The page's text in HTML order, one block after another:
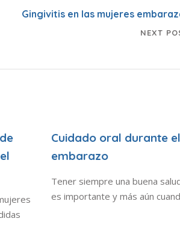
Gingivitis en las mujeres
NEXT
Cuidado oral durante el
embarazo
Tener siempre una buena
es importante y más aún